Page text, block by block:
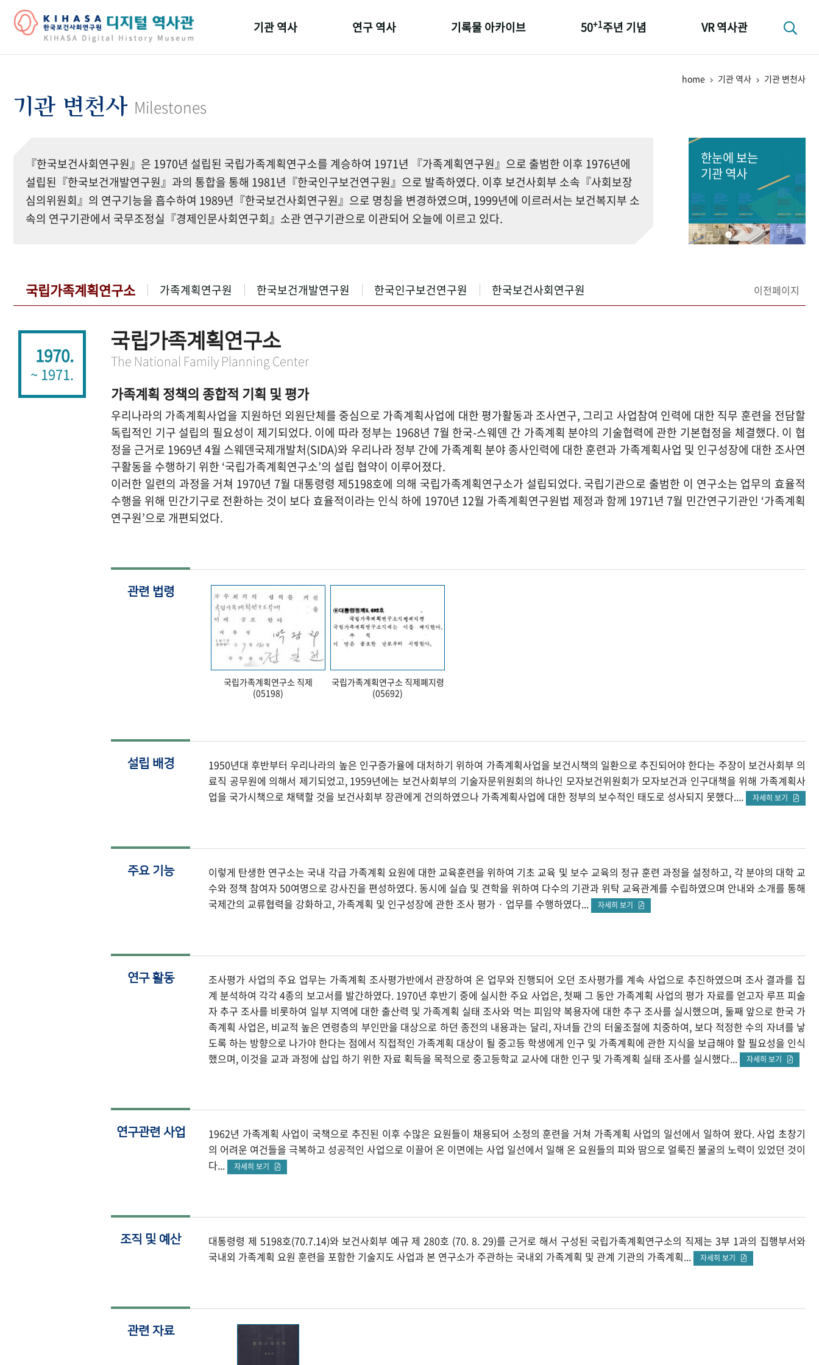
기관 역사 연구 역사 기록물 아카이브 50+1주년 기념 VR 역사관
home 기관 역사 기관 변천사
기관 변천사 Milestones
『한국보건사회연구원』은 1970년 설립된 국립가족계획연구소를 계승하여 1971년 『가족계획연구원』으로 출범한 이후 1976년에
설립된『한국보건개발연구원』과의 통합을 통해 1981년『한국인구보건연구원』으로 발족하였다. 이후 보건사회부 소속『사회보장
심의위원회』의 연구기능을 흡수하여 1989년『한국보건사회연구원』으로 명칭을 변경하였으며, 1999년에 이르러서는 보건복지부 소
속의 연구기관에서 국무조정실『경제인문사회연구회』소관 연구기관으로 이관되어 오늘에 이르고 있다.
한눈에 보는
기관 역사
국립가족계획연구소 가족계획연구원 한국보건개발연구원 한국인구보건연구원 한국보건사회연구원 이전페이지
1970.
~ 1971.
국립가족계획연구소
The National Family Planning Center
가족계획 정책의 종합적 기획 및 평가
우리나라의 가족계획사업을 지원하던 외원단체를 중심으로 가족계획사업에 대한 평가활동과 조사연구, 그리고 사업참여 인력에 대한 직무 훈련을 전담할
독립적인 기구 설립의 필요성이 제기되었다. 이에 따라 정부는 1968년 7월 한국-스웨덴 간 가족계획 분야의 기술협력에 관한 기본협정을 체결했다. 이 협
정을 근거로 1969년 4월 스웨덴국제개발처(SIDA)와 우리나라 정부 간에 가족계획 분야 종사인력에 대한 훈련과 가족계획사업 및 인구성장에 대한 조사연
구활동을 수행하기 위한 ‘국립가족계획연구소’의 설립 협약이 이루어졌다.
이러한 일련의 과정을 거쳐 1970년 7월 대통령령 제5198호에 의해 국립가족계획연구소가 설립되었다. 국립기관으로 출범한 이 연구소는 업무의 효율적
수행을 위해 민간기구로 전환하는 것이 보다 효율적이라는 인식 하에 1970년 12월 가족계획연구원법 제정과 함께 1971년 7월 민간연구기관인 ‘가족계획
연구원’으로 개편되었다.
관련 법령
국립가족계획연구소 직제
(05198)
국립가족계획연구소 직제폐지령
(05692)
설립 배경
1950년대 후반부터 우리나라의 높은 인구증가율에 대처하기 위하여 가족계획사업을 보건시책의 일환으로 추진되어야 한다는 주장이 보건사회부 의
료직 공무원에 의해서 제기되었고, 1959년에는 보건사회부의 기술자문위원회의 하나인 모자보건위원회가 모자보건과 인구대책을 위해 가족계획사
업을 국가시책으로 채택할 것을 보건사회부 장관에게 건의하였으나 가족계획사업에 대한 정부의 보수적인 태도로 성사되지 못했다....
자세히 보기
주요 기능
이렇게 탄생한 연구소는 국내 각급 가족계획 요원에 대한 교육훈련을 위하여 기초 교육 및 보수 교육의 정규 훈련 과정을 설정하고, 각 분야의 대학 교
수와 정책 참여자 50여명으로 강사진을 편성하였다. 동시에 실습 및 견학을 위하여 다수의 기관과 위탁 교육관계를 수립하였으며 안내와 소개를 통해
국제간의 교류협력을 강화하고, 가족계획 및 인구성장에 관한 조사 평가 · 업무를 수행하였다...
자세히 보기
연구 활동
조사평가 사업의 주요 업무는 가족계획 조사평가반에서 관장하여 온 업무와 진행되어 오던 조사평가를 계속 사업으로 추진하였으며 조사 결과를 집
계 분석하여 각각 4종의 보고서를 발간하였다. 1970년 후반기 중에 실시한 주요 사업은, 첫째 그 동안 가족계획 사업의 평가 자료를 얻고자 루프 피술
자 추구 조사를 비롯하여 일부 지역에 대한 출산력 및 가족계획 실태 조사와 먹는 피임약 복용자에 대한 추구 조사를 실시했으며, 둘째 앞으로 한국 가
족계획 사업은, 비교적 높은 연령층의 부인만을 대상으로 하던 종전의 내용과는 달리, 자녀들 간의 터울조절에 치중하여, 보다 적정한 수의 자녀를 낳
도록 하는 방향으로 나가야 한다는 점에서 직접적인 가족계획 대상이 될 중고등 학생에게 인구 및 가족계획에 관한 지식을 보급해야 할 필요성을 인식
했으며, 이것을 교과 과정에 삽입 하기 위한 자료 획득을 목적으로 중고등학교 교사에 대한 인구 및 가족계획 실태 조사를 실시했다...
자세히 보기
연구관련 사업
1962년 가족계획 사업이 국책으로 추진된 이후 수많은 요원들이 채용되어 소정의 훈련을 거쳐 가족계획 사업의 일선에서 일하여 왔다. 사업 초창기
의 어려운 여건들을 극복하고 성공적인 사업으로 이끌어 온 이면에는 사업 일선에서 일해 온 요원들의 피와 땀으로 얼룩진 불굴의 노력이 있었던 것이
다...
자세히 보기
조직 및 예산
대통령령 제 5198호(70.7.14)와 보건사회부 예규 제 280호 (70. 8. 29)를 근거로 해서 구성된 국립가족계획연구소의 직제는 3부 1과의 집행부서와
국내외 가족계획 요원 훈련을 포함한 기술지도 사업과 본 연구소가 주관하는 국내외 가족계획 및 관계 기관의 가족계획...
자세히 보기
관련 자료